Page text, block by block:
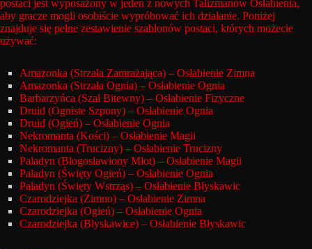
postaci jest wyposażony w jeden z nowych Talizmanów Osłabienia,
aby gracze mogli osobiście wypróbować ich działanie. Poniżej
znajduje się pełne zestawienie szablonów postaci, których możecie
używać:
Amazonka (Strzała Zamrażająca) – Osłabienie Zimna
Amazonka (Strzała Ognia) – Osłabienie Ognia
Barbarzyńca (Szał Bitewny) – Osłabienie Fizyczne
Druid (Ogniste Szpony) – Osłabienie Ognia
Druid (Ogień) – Osłabienie Ognia
Nekromanta (Kości) – Osłabienie Magii
Nekromanta (Trucizny) – Osłabienie Trucizny
Paladyn (Błogosławiony Młot) – Osłabienie Magii
Paladyn (Święty Ogień) – Osłabienie Ognia
Paladyn (Święty Wstrząs) – Osłabienie Błyskawic
Czarodziejka (Zimno) – Osłabienie Zimna
Czarodziejka (Ogień) – Osłabienie Ognia
Czarodziejka (Błyskawice) – Osłabienie Błyskawic